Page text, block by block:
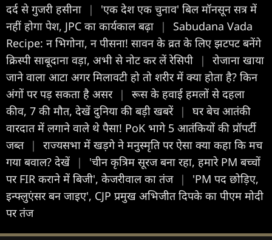
दर्द से गुजरी हसीना
|
'एक देश एक चुनाव' बिल मॉनसून सत्र में
नहीं होगा पेश, JPC का कार्यकाल बढ़ा
|
Sabudana Vada
Recipe: न भिगोना, न पीसना! सावन के व्रत के लिए झटपट बनेंगे
क्रिस्पी साबूदाना वड़ा, अभी से नोट कर लें रेसिपी
|
रोजाना खाया
जाने वाला आटा अगर मिलावटी हो तो शरीर में क्या होता है? किन
अंगों पर पड़ सकता है असर |
रूस के हवाई हमलों से दहला
कीव, 7 की मौत, देखें दुनिया की बड़ी खबरें |
घर बेच आतंकी
वारदात में लगाने वाले थे पैसा! PoK भागे 5 आतंकियों की प्रॉपर्टी
जब्त |
राज्यसभा में खड़गे ने मनुस्मृति पर ऐसा क्या कहा कि मच
गया बवाल? देखें
|
'चीन कृत्रिम सूरज बना रहा, हमारे PM बच्चों
पर FIR कराने में बिजी', केजरीवाल का तंज |
'PM पद छोड़िए,
इन्फ्लुएंसर बन जाइए', CJP प्रमुख अभिजीत दिपके का पीएम मोदी
पर तंज